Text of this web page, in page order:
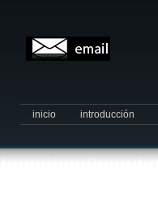
inicio introducción